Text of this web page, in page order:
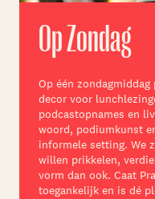
Op Zondag
Op één zondagmiddag
decor voor
podcastopnames en
woord, podiumkunst
informele setting. We
willen prikkelen,
vorm dan ook. Caat
toegankelijk en is dé